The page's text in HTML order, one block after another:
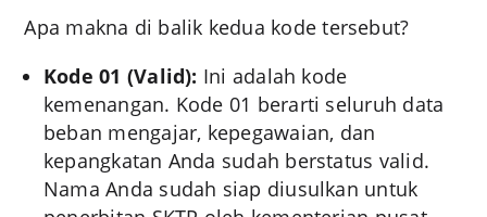
Apa makna di balik kedua kode tersebut?
Kode 01 (Valid): Ini adalah kode
kemenangan. Kode 01 berarti seluruh data
beban mengajar, kepegawaian, dan
kepangkatan Anda sudah berstatus valid.
Nama Anda sudah siap diusulkan untuk